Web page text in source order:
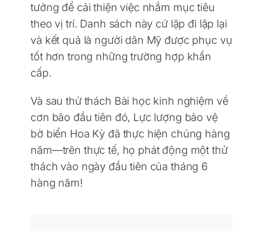
tưởng để cải thiện việc nhắm mục tiêu
theo vị trí. Danh sách này cứ lặp đi lặp lại
và kết quả là người dân Mỹ được phục vụ
tốt hơn trong những trường hợp khẩn
cấp.
Và sau thử thách Bài học kinh nghiệm về
cơn bão đầu tiên đó, Lực lượng bảo vệ
bờ biển Hoa Kỳ đã thực hiện chúng hàng
năm—trên thực tế, họ phát động một thử
thách vào ngày đầu tiên của tháng 6
hàng năm!